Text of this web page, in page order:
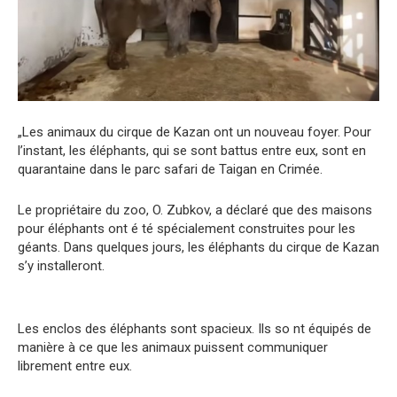
„Les animaux du cirque de Kazan ont un nouveau foyer. Pour
l’instant, les éléphants, qui se sont battus entre eux, sont en
quarantaine dans le parc safari de Taigan en Crimée.
Le propriétaire du zoo, O. Zubkov, a déclaré que des maisons
pour éléphants ont é té spécialement construites pour les
géants. Dans quelques jours, les éléphants du cirque de Kazan
s’y installeront.
Les enclos des éléphants sont spacieux. Ils so nt équipés de
manière à ce que les animaux puissent communiquer
librement entre eux.